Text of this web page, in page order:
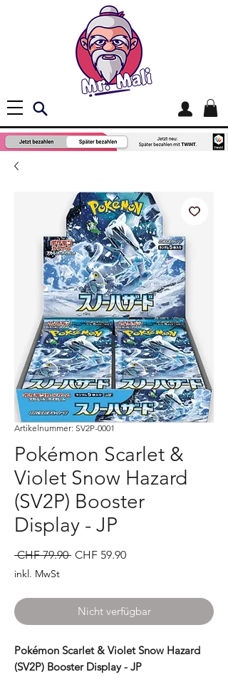
Artikelnummer: SV2P-0001
Pokémon Scarlet &
Violet Snow Hazard
(SV2P) Booster
Display - JP
CHF 79.90 Standardpreis
CHF 59.90Sale-
inkl. MwSt
Nicht verfügbar
Pokémon Scarlet & Violet Snow Hazard
(SV2P) Booster Display - JP